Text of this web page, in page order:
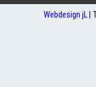
Webdesign jL |